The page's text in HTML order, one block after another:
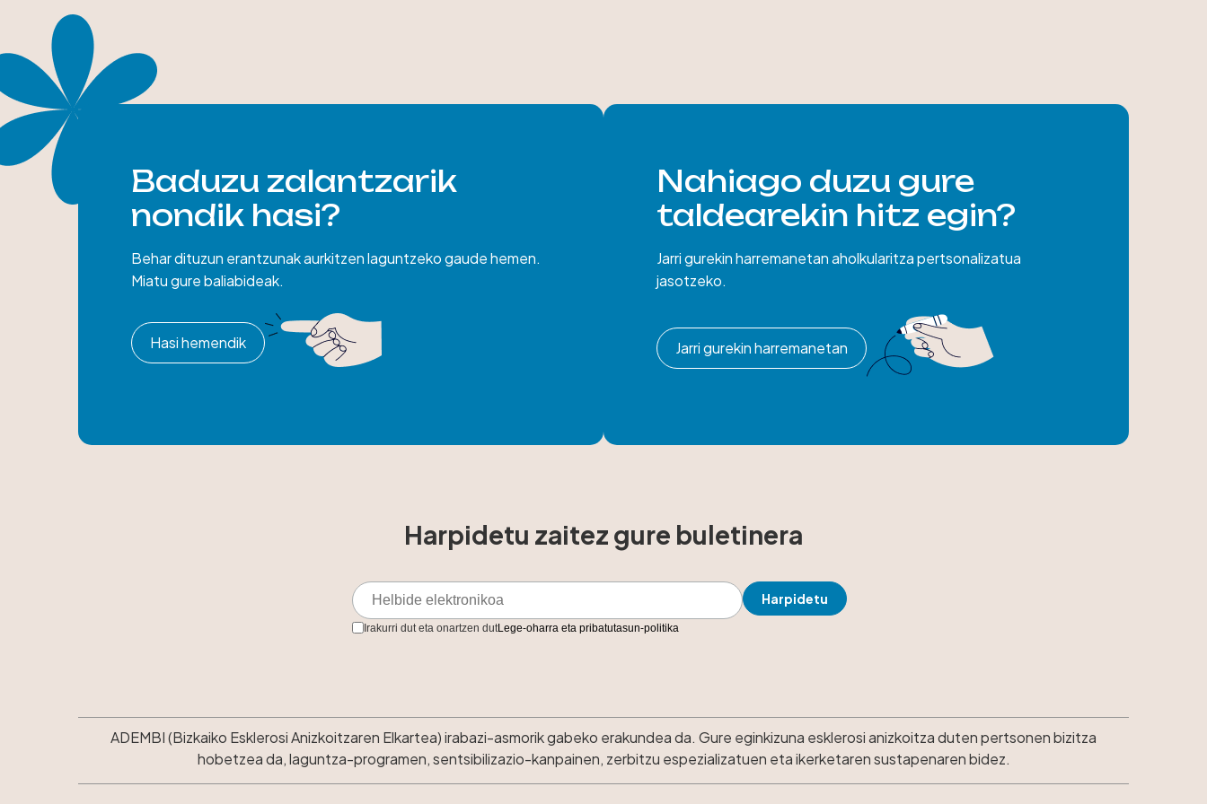
Baduzu zalantzarik
nondik hasi?
Behar dituzun erantzunak aurkitzen laguntzeko gaude hemen.
Miatu gure baliabideak.
Hasi hemendik
Nahiago duzu gure
taldearekin hitz egin?
Jarri gurekin harremanetan aholkularitza pertsonalizatua
jasotzeko.
Jarri gurekin harremanetan
Harpidetu zaitez gure buletinera
Irakurri dut eta onartzen dutLege-oharra eta pribatutasun-politika
ADEMBI (Bizkaiko Esklerosi Anizkoitzaren Elkartea) irabazi-asmorik gabeko erakundea da. Gure eginkizuna esklerosi anizkoitza duten pertsonen bizitza
hobetzea da, laguntza-programen, sentsibilizazio-kanpainen, zerbitzu espezializatuen eta ikerketaren sustapenaren bidez.